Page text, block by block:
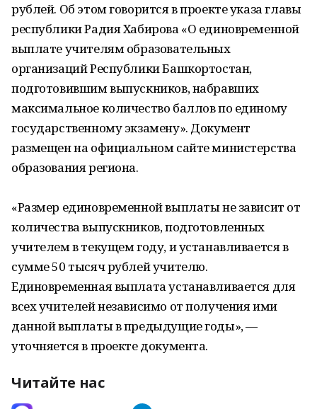
рублей. Об этом говорится в проекте указа главы
республики Радия Хабирова «О единовременной
выплате учителям образовательных
организаций Республики Башкортостан,
подготовившим выпускников, набравших
максимальное количество баллов по единому
государственному экзамену». Документ
размещен на официальном сайте министерства
образования региона.
«Размер единовременной выплаты не зависит от
количества выпускников, подготовленных
учителем в текущем году, и устанавливается в
сумме 50 тысяч рублей учителю.
Единовременная выплата устанавливается для
всех учителей независимо от получения ими
данной выплаты в предыдущие годы», —
уточняется в проекте документа.
Читайте нас